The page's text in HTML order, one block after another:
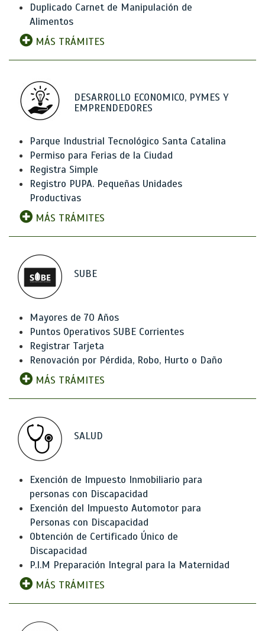
Duplicado Carnet de Manipulación de
Alimentos
MÁS TRÁMITES
DESARROLLO ECONOMICO, PYMES Y
EMPRENDEDORES
Parque Industrial Tecnológico Santa Catalina
Permiso para Ferias de la Ciudad
Registra Simple
Registro PUPA. Pequeñas Unidades
Productivas
MÁS TRÁMITES
SUBE
Mayores de 70 Años
Puntos Operativos SUBE Corrientes
Registrar Tarjeta
Renovación por Pérdida, Robo, Hurto o Daño
MÁS TRÁMITES
SALUD
Exención de Impuesto Inmobiliario para
personas con Discapacidad
Exención del Impuesto Automotor para
Personas con Discapacidad
Obtención de Certificado Único de
Discapacidad
P.I.M Preparación Integral para la Maternidad
MÁS TRÁMITES